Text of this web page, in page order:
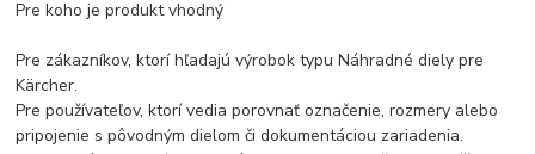
Pre koho je produkt vhodný
Pre zákazníkov, ktorí hľadajú výrobok typu Náhradné diely pre
Kärcher.
Pre používateľov, ktorí vedia porovnať označenie, rozmery alebo
pripojenie s pôvodným dielom či dokumentáciou zariadenia.